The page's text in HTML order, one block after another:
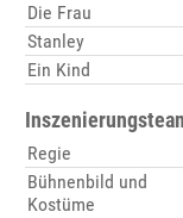
Die Frau
Stanley
Ein Kind
Regie
Bühnenbild und
Kostüme